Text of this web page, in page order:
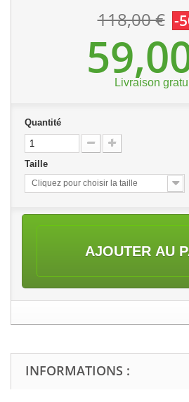
118,00 € -
Livraison
Quantité
Taille
Cliquez pour choisir la taille
AJOUTER AU
INFORMATIONS :